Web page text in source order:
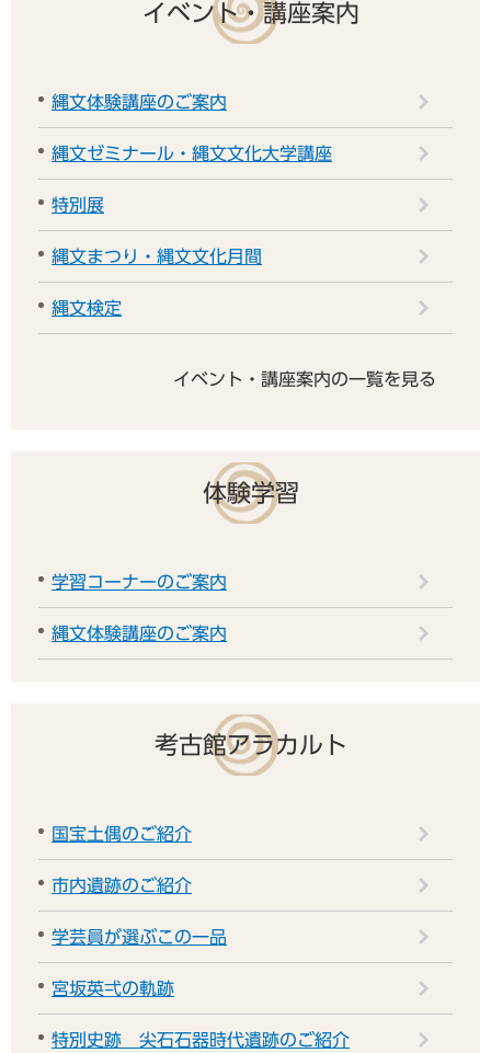
イベント・講座案内
縄文体験講座のご案内
縄文ゼミナール・縄文文化大学講座
特別展
縄文まつり・縄文文化月間
縄文検定
イベント・講座案内の一覧を見る
体験学習
学習コーナーのご案内
縄文体験講座のご案内
考古館アラカルト
国宝土偶のご紹介
市内遺跡のご紹介
学芸員が選ぶこの一品
宮坂英弌の軌跡
特別史跡 尖石石器時代遺跡のご紹介